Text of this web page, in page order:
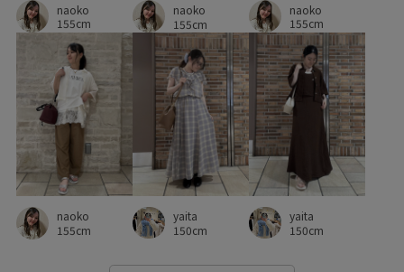
naoko
155cm
naoko
155cm
naoko
155cm
naoko
155cm
yaita
150cm
yaita
150cm